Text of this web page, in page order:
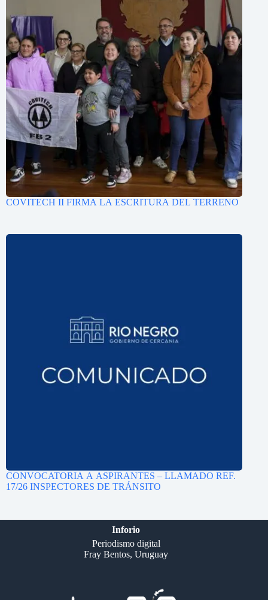
COVITECH II FIRMA LA ESCRITURA DEL TERRENO
CONVOCATORIA A ASPIRANTES – LLAMADO REF.
17/26 INSPECTORES DE TRÁNSITO
Inforio
Periodismo digital
Fray Bentos, Uruguay